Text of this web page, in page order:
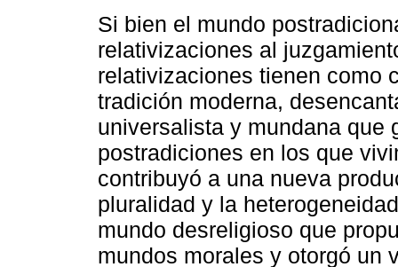
Si bien el mundo
relativizaciones al
relativizaciones tienen como
tradición moderna,
universalista y mundana que
postradiciones en los que
contribuyó a una nueva
pluralidad y la
mundo desreligioso que
mundos morales y otorgó un